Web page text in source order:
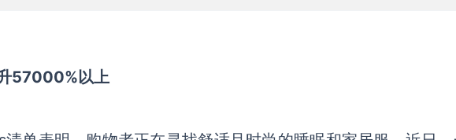
57000%以上